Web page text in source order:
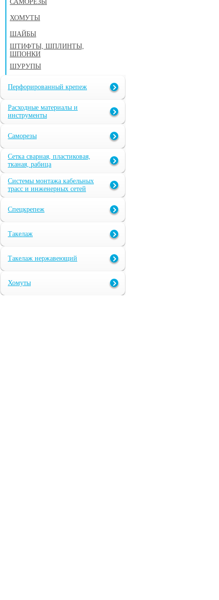
САМОРЕЗЫ
ХОМУТЫ
ШАЙБЫ
ШТИФТЫ, ШПЛИНТЫ,
ШПОНКИ
ШУРУПЫ
Перфорированный крепеж
Расходные материалы и
инструменты
Саморезы
Сетка сварная, пластиковая,
тканая, рабица
Системы монтажа кабельных
трасс и инженерных сетей
Спецкрепеж
Такелаж
Такелаж нержавеющий
Хомуты